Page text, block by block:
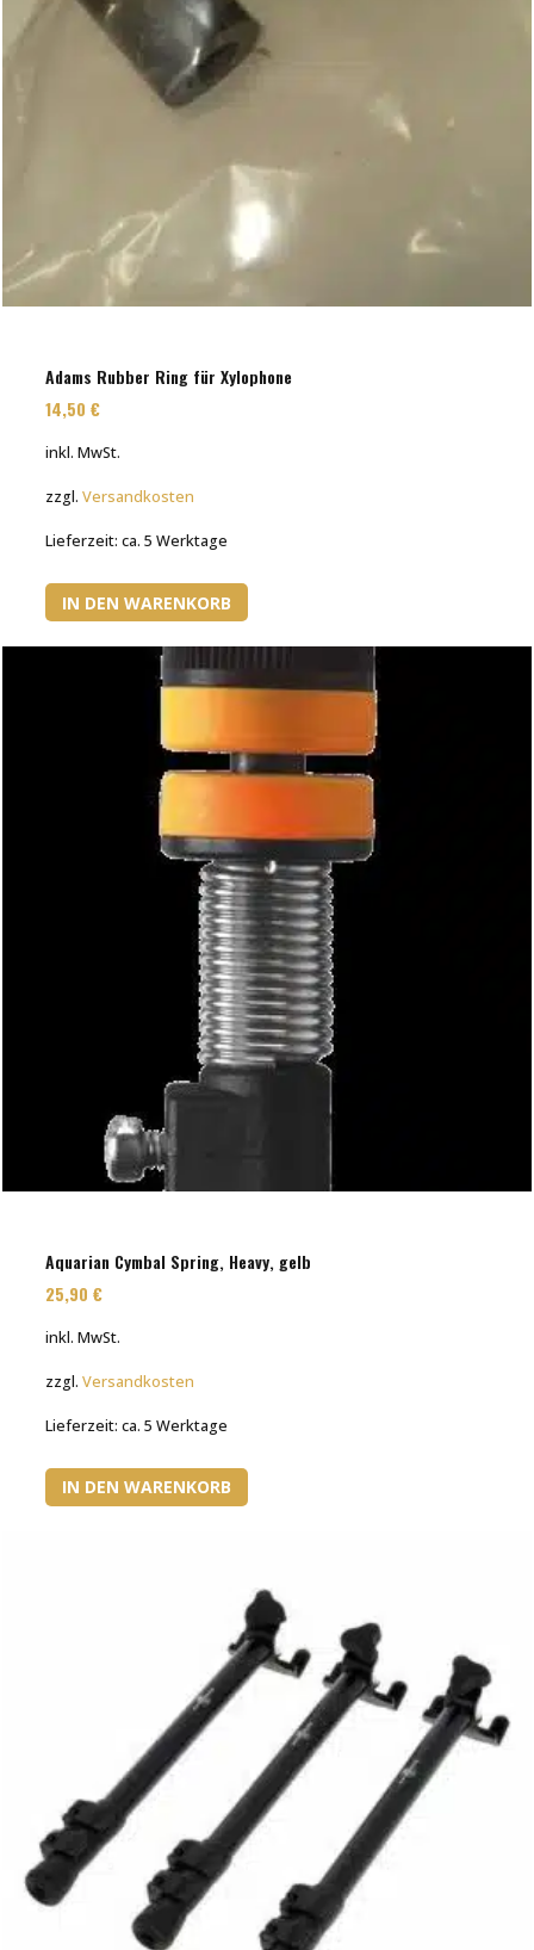
Adams Rubber Ring für Xylophone
14,50€
inkl. MwSt.
zzgl.Versandkosten
Lieferzeit:ca. 5 Werktage
IN DEN WARENKORB
Aquarian Cymbal Spring, Heavy, gelb
25,90€
inkl. MwSt.
zzgl.Versandkosten
Lieferzeit:ca. 5 Werktage
IN DEN WARENKORB